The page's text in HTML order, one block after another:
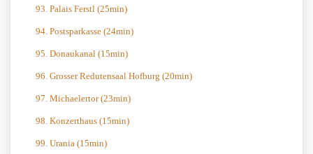
93. Palais Ferstl (25min)
94. Postsparkasse (24min)
95. Donaukanal (15min)
96. Grosser Redutensaal Hofburg (20min)
97. Michaelertor (23min)
98. Konzerthaus (15min)
99. Urania (15min)